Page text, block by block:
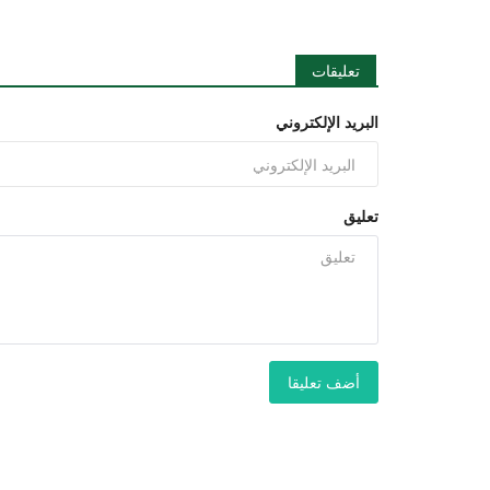
تعليقات
البريد الإلكتروني
تعليق
أضف تعليقا